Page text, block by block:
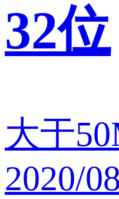
32位
大于
2020/